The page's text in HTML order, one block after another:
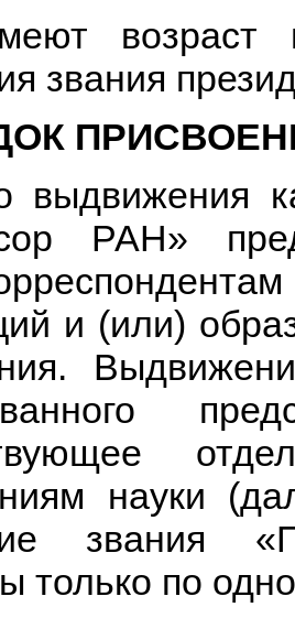
звания
выдвижения
РАН»
и (или)
науки
звания
только по